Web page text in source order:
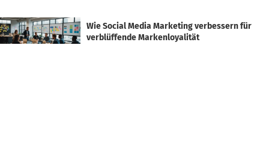
Wie Social Media Marketing verbessern für
verblüffende Markenloyalität